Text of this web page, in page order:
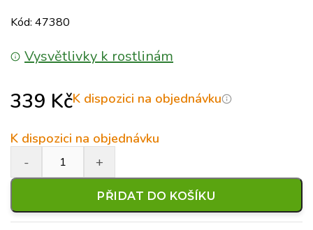
Kód: 47380
Vysvětlivky k rostlinám
339 KčK dispozici na objednávku
K dispozici na objednávku
PŘIDAT DO KOŠÍKU